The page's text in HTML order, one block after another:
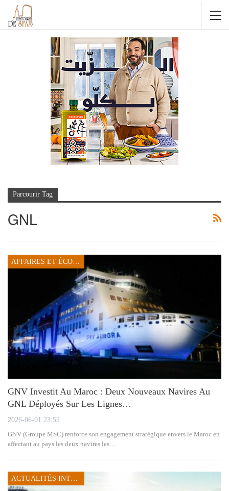
Parcourir Tag
GNL
AFFAIRES ET ÉCONOMIE
GNV Investit Au Maroc : Deux Nouveaux Navires Au
GNL Déployés Sur Les Lignes…
2026-06-01 23:52
GNV (Groupe MSC) renforce son engagement stratégique envers le Maroc en
affectant au pays les deux navires les…